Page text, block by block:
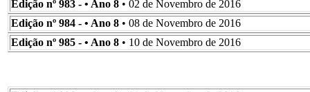
Edição nº 983 - • Ano 8 • 02 de Novembro de 2016
Edição nº 984 - • Ano 8 • 08 de Novembro de 2016
Edição nº 985 - • Ano 8 • 10 de Novembro de 2016